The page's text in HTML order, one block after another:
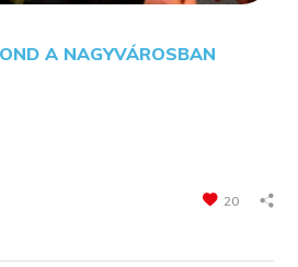
A NAGYVÁROSBAN
20